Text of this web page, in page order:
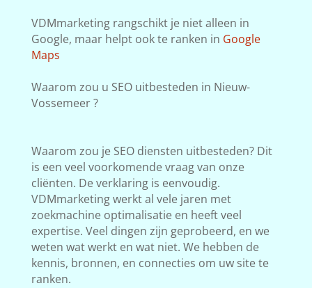
VDMmarketing rangschikt je niet alleen in
Google, maar helpt ook te ranken in Google
Maps
Waarom zou u SEO uitbesteden in Nieuw-
Vossemeer ?
Waarom zou je SEO diensten uitbesteden? Dit
is een veel voorkomende vraag van onze
cliënten. De verklaring is eenvoudig.
VDMmarketing werkt al vele jaren met
zoekmachine optimalisatie en heeft veel
expertise. Veel dingen zijn geprobeerd, en we
weten wat werkt en wat niet. We hebben de
kennis, bronnen, en connecties om uw site te
ranken.